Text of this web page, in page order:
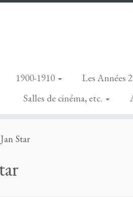
1900-1910 Les Années
Salles de cinéma, etc.
Jan Star